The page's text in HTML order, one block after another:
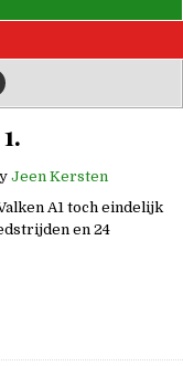
Jeen Kersten
A1 toch eindelijk
en 24